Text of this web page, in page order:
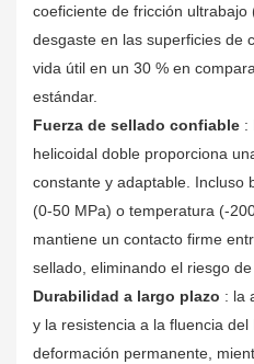
coeficiente de fricción
desgaste en las superficies de
vida útil en un 30 % en
estándar.
Fuerza de sellado confiable :
helicoidal doble proporciona
constante y adaptable. Incluso
(0-50 MPa) o temperatura (-
mantiene un contacto firme
sellado, eliminando el riesgo de
Durabilidad a largo plazo : la
y la resistencia a la fluencia
deformación permanente,